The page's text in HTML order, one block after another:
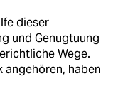
dieser
und Genugtuung
Wege.
angehören, haben